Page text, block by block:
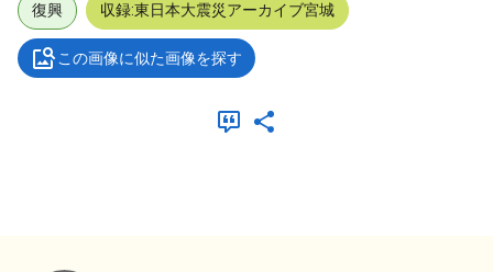
復興 収録:東日本大震災アーカイブ宮城
この画像に似た画像を探す